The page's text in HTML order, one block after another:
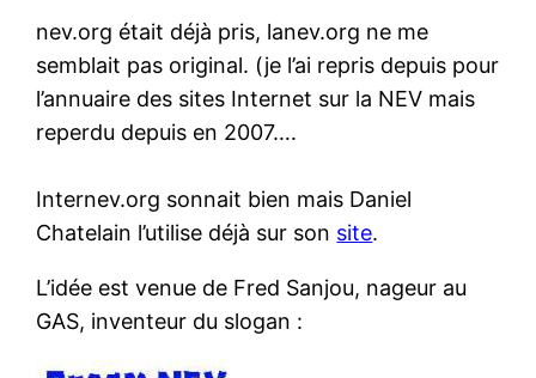
nev.org était déjà pris, lanev.org ne me
semblait pas original. (je l’ai repris depuis pour
l’annuaire des sites Internet sur la NEV mais
reperdu depuis en 2007….
Internev.org sonnait bien mais Daniel
Chatelain l’utilise déjà sur son site.
L’idée est venue de Fred Sanjou, nageur au
GAS, inventeur du slogan :